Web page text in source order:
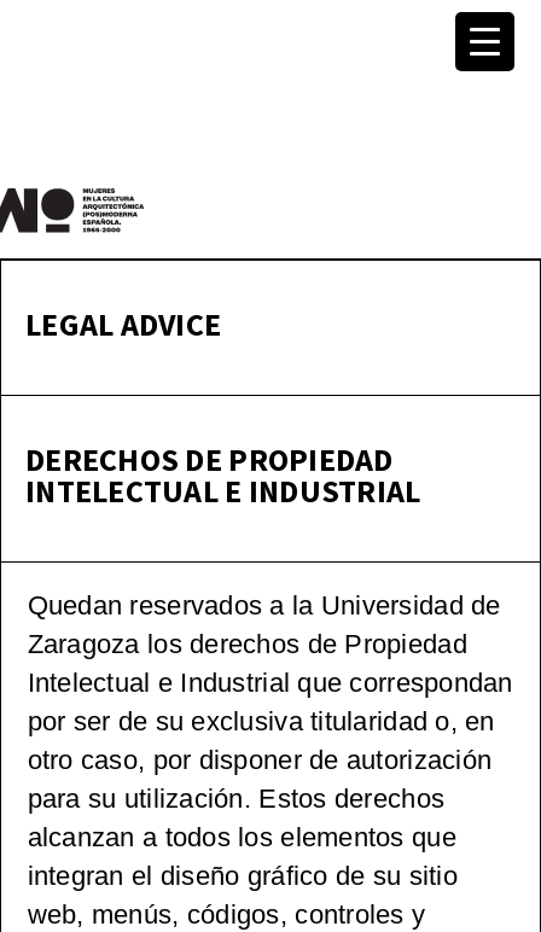
MuWo –
(Post)Mo
dern
Architec
ture
Culture,
1965-
2000.
LEGAL ADVICE
DERECHOS DE PROPIEDAD
INTELECTUAL E INDUSTRIAL
Quedan reservados a la Universidad de
Zaragoza los derechos de Propiedad
Intelectual e Industrial que correspondan
por ser de su exclusiva titularidad o, en
otro caso, por disponer de autorización
para su utilización. Estos derechos
alcanzan a todos los elementos que
integran el diseño gráfico de su sitio
web, menús, códigos, controles y